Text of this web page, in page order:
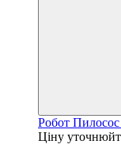
Робот
Ціну